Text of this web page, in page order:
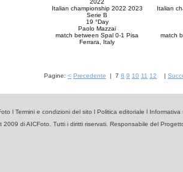
2022
Italian championship 2022 2023
Serie B
19 °Day
Paolo Mazzai
match between Spal 0-1 Pisa
Ferrara, Italy
Italian
match
Pagine: < Precedente | 7 8 9 10 11 12 |
l Termini e condizioni del sito l Politica editoriale l Informativa
2009 di AICFoto. Tutti i diritti riservati. Responsabile del